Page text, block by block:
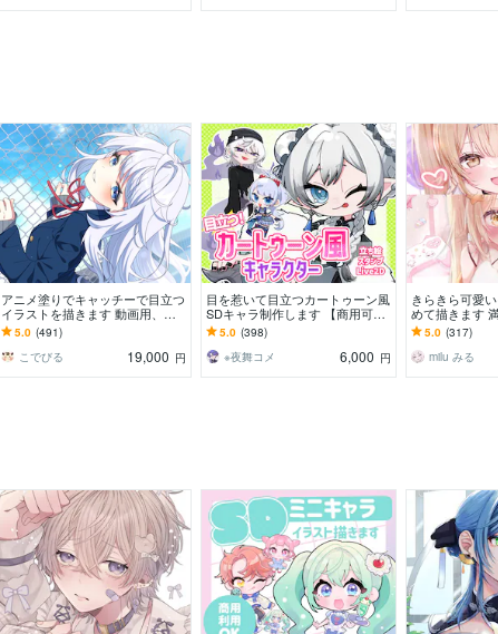
アニメ塗りでキャッチーで目立つ
イラストを描きます 動画用、ス
チル、アイコン等、目を引くイラ
ストをご希望の方に！
5.0 (491)
こでびる
19,000 円
目を惹いて目立つカートゥーン風
SDキャラ制作します 【商用可】
頭身3種類！立ち絵以外にも幅広
く対応します！
5.0 (398)
※夜舞コメ
6,000 円
きらきら可愛
めて描きます
るイラストを全
だきます
5.0 (317)
milu みる